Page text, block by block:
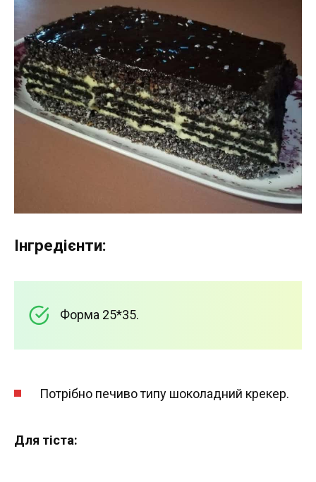
Інгредієнти:
Форма 25*35.
Потрібно печиво типу шоколадний крекер.
Для тіста: